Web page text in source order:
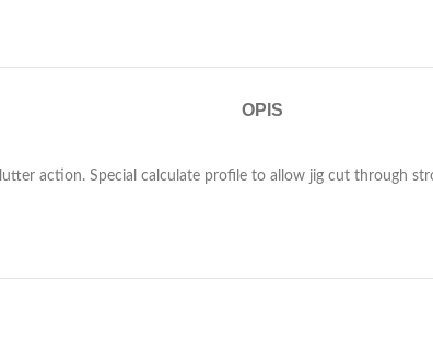
OPIS
action. Special calculate profile to allow jig cut through